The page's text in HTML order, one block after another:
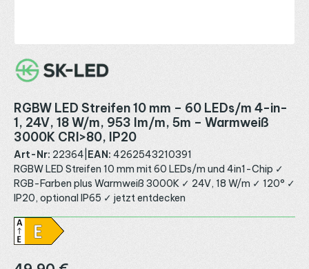
RGBW LED Streifen 10 mm – 60 LEDs/m 4-in-
1, 24V, 18 W/m, 953 lm/m, 5m – Warmweiß
3000K CRI>80, IP20
Art-Nr: 22364 EAN: 4262543210391
RGBW LED Streifen 10 mm mit 60 LEDs/m und 4in1-Chip ✓
RGB-Farben plus Warmweiß 3000K ✓ 24V, 18 W/m ✓ 120° ✓
IP20, optional IP65 ✓ jetzt entdecken
Regulärer Preis: